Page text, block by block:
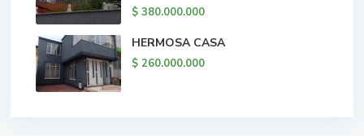
$ 380.000.000
HERMOSA CASA
$ 260.000.000